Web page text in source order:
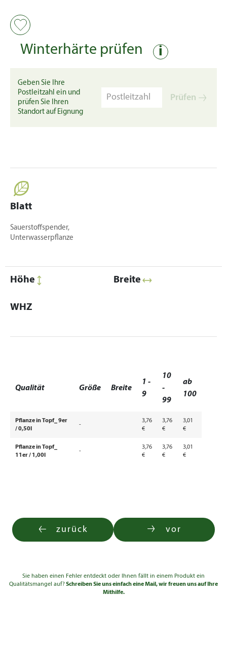
Winterhärte prüfen i
Geben Sie Ihre
Postleitzahl ein und
prüfen Sie Ihren
Standort auf Eignung
Prüfen
Blatt
Sauerstoffspender,
Unterwasserpflanze
Höhe Breite
WHZ
Qualität Größe Breite
1 -
9
10
-
99
ab
100
Pflanze in Topf_ 9er
/ 0,50l
-
3,76
€
3,76
€
3,01
€
Pflanze in Topf_
11er / 1,00l
-
3,76
€
3,76
€
3,01
€
zurück vor
Sie haben einen Fehler entdeckt oder Ihnen fällt in einem Produkt ein
Qualitätsmangel auf?Schreiben Sie uns einfach eine Mail, wir freuen uns auf Ihre
Mithilfe.